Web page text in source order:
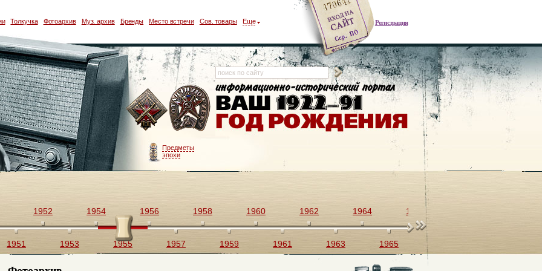
Регистрация
Толкучка Фотоархив Муз. архив Бренды Место встречи Сов. товары Еще
Предметы
эпохи
1951
1952
1953
1954
1955
1956
1957
1958
1959
1960
1961
1962
1963
1964
1965
1966